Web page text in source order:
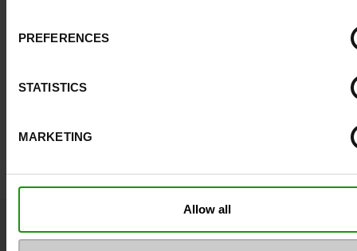
PREFERENCES
STATISTICS
MARKETING
Allow all
CLEANING
13€